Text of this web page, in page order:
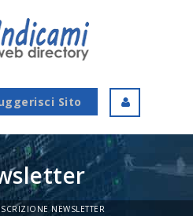
Sito
ISCRIZIONE NEWSLETTER